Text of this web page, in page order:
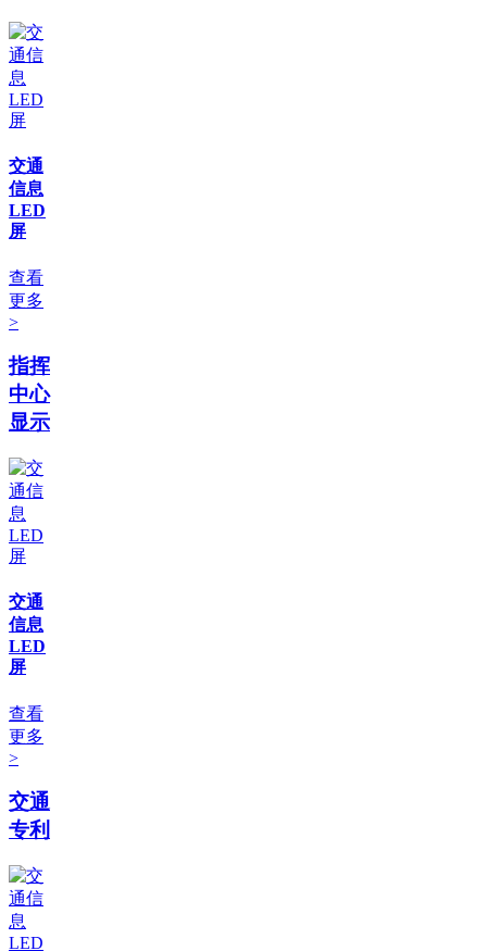
交通
信息
LED
屏
查看
更多
>
指挥
中心
显示
交通
信息
LED
屏
查看
更多
>
交通
专利